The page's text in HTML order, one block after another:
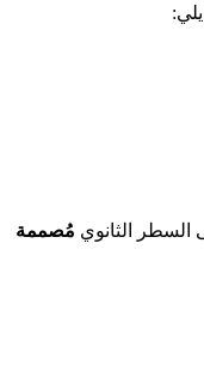
السطر الثانوي مُصممة